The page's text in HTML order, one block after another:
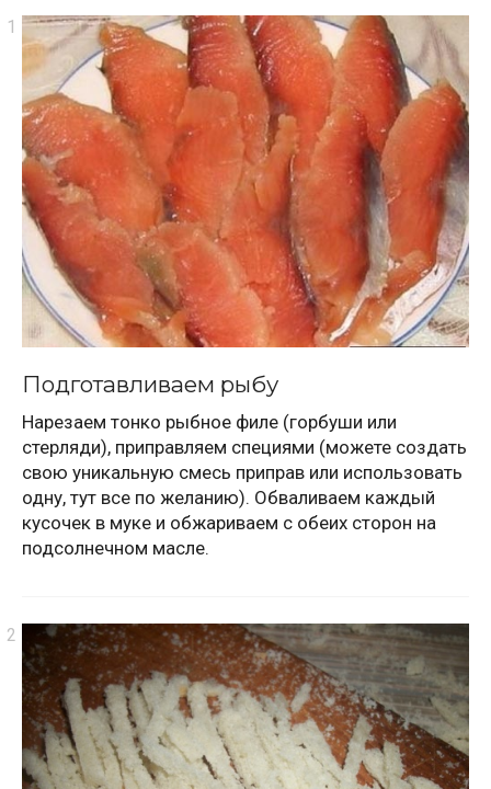
Подготавливаем рыбу
Нарезаем тонко рыбное филе (горбуши или
стерляди), приправляем специями (можете создать
свою уникальную смесь приправ или использовать
одну, тут все по желанию). Обваливаем каждый
кусочек в муке и обжариваем с обеих сторон на
подсолнечном масле.